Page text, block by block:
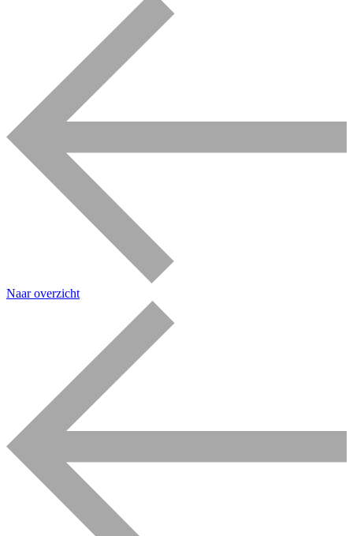
Naar overzicht